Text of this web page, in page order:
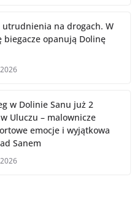
utrudnienia na drogach. W
biegacze opanują Dolinę
w Dolinie Sanu już 2
Uluczu – malownicze
emocje i wyjątkowa
Sanem